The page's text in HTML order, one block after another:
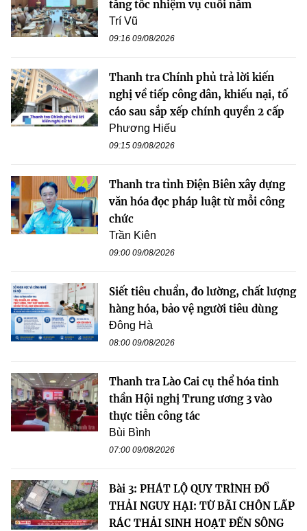
tăng tốc nhiệm vụ cuối năm
Trí Vũ
09:16 09/08/2026
Thanh tra Chính phủ trả lời kiến
nghị về tiếp công dân, khiếu nại, tố
cáo sau sắp xếp chính quyền 2 cấp
Phương Hiếu
09:15 09/08/2026
Thanh tra tỉnh Điện Biên xây dựng
văn hóa đọc pháp luật từ mỗi công
chức
Trần Kiên
09:00 09/08/2026
Siết tiêu chuẩn, đo lường, chất lượng
hàng hóa, bảo vệ người tiêu dùng
Đông Hà
08:00 09/08/2026
Thanh tra Lào Cai cụ thể hóa tinh
thần Hội nghị Trung ương 3 vào
thực tiễn công tác
Bùi Bình
07:00 09/08/2026
Bài 3: PHÁT LỘ QUY TRÌNH ĐỔ
THẢI NGUY HẠI: TỪ BÃI CHÔN LẤP
RÁC THẢI SINH HOẠT ĐẾN SÔNG